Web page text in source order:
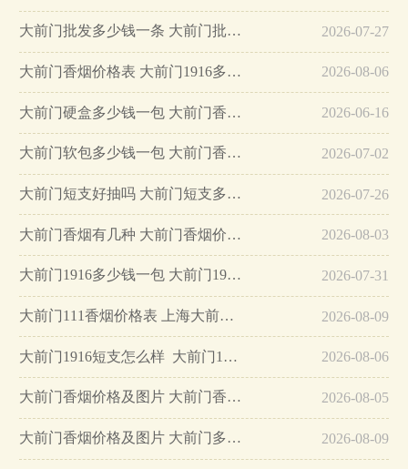
大前门批发多少钱一条 大前门批发价格大全… 2026-07-27
大前门香烟价格表 大前门1916多少钱一包… 2026-08-06
大前门硬盒多少钱一包 大前门香烟价格表… 2026-06-16
大前门软包多少钱一包 大前门香烟价格表… 2026-07-02
大前门短支好抽吗 大前门短支多少钱一包… 2026-07-26
大前门香烟有几种 大前门香烟价格及图片2025… 2026-08-03
大前门1916多少钱一包 大前门1916好抽吗… 2026-07-31
大前门111香烟价格表 上海大前门111香烟价格… 2026-08-09
大前门1916短支怎么样 大前门1619多少钱… 2026-08-06
大前门香烟价格及图片 大前门香烟多少一条… 2026-08-05
大前门香烟价格及图片 大前门多少钱一包?… 2026-08-09